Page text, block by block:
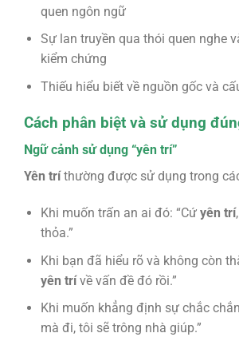
quen ngôn ngữ
Sự lan truyền qua thói quen nghe
kiểm chứng
Thiếu hiểu biết về nguồn gốc và
Cách phân biệt và sử dụng
Ngữ cảnh sử dụng “yên trí”
Yên tríthường được sử dụng trong
Khi muốn trấn an ai đó: “Cứ yên trí
thỏa.”
Khi bạn đã hiểu rõ và không còn
yên trívề vấn đề đó rồi.”
Khi muốn khẳng định sự chắc
mà đi, tôi sẽ trông nhà giúp.”